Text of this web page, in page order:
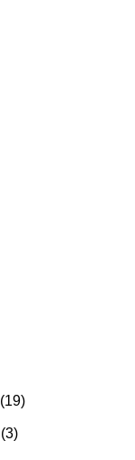
(19)
(3)